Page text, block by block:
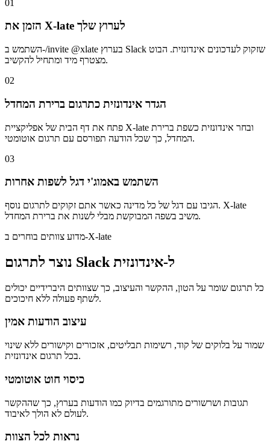
01
הזמן את X-late לערוץ שלך
השתמש ב-/invite @xlate בערוץ Slack שזקוק לעדכונים אינדונזית. הבוט
מצטרף מיד ומתחיל להקשיב.
02
הגדר אינדונזית כתרגום ברירת המחדל
פתח את דף הבית של אפליקציית X-late ובחר אינדונזית כשפת ברירת
המחדל, כך שכל הודעה תפורסם עם תרגום אוטומטי.
03
השתמש באמוג'י דגל לשפות אחרות
הגיבו עם דגל של כל מדינה כאשר אתם זקוקים לתרגום נוסף. X-late
משיב בשפה המבוקשת מבלי לשנות את ברירת המחדל.
מדוע צוותים בוחרים ב-X-late
נוצר לתרגום Slack ל-אינדונזית
כל תרגום שומר על הטון, ההקשר והעיצוב, כך שצוותים היברידיים יכולים
לשתף פעולה ללא חיכוכים.
עיצוב הודעות אמין
שמור על בלוקים של קוד, רשימות תבליטים, אזכורים וקישורים ללא שינוי
בכל תרגום אינדונזית.
כיסוי חוט אוטומטי
תגובות ושרשורים מתורגמים בדיוק כמו הודעות בערוץ, כך שההקשר
לעולם לא הולך לאיבוד.
נראות לכל הצוות